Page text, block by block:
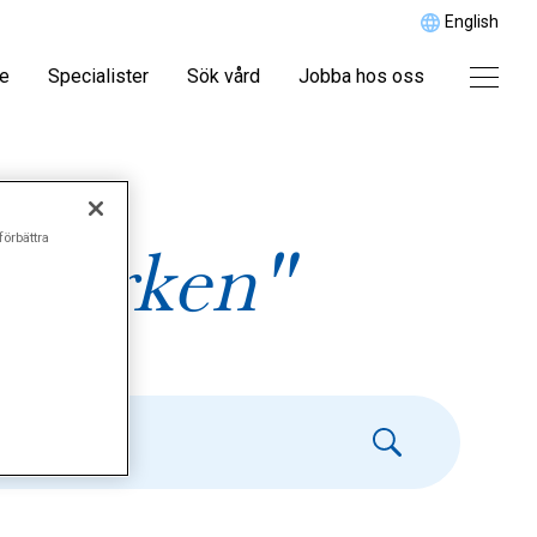
English
Specialister Sök vård Jobba hos oss